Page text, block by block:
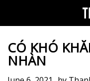
CÓ KHÓ
NHÀN